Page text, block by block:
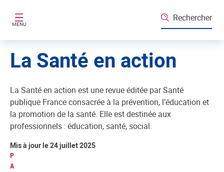
MENU
Rechercher
La Santé en action
La Santé en action est une revue éditée par Santé
publique France consacrée à la prévention, l’éducation et
la promotion de la santé. Elle est destinée aux
professionnels : éducation, santé, social.
P
A
Mis à jour le 24 juillet 2025